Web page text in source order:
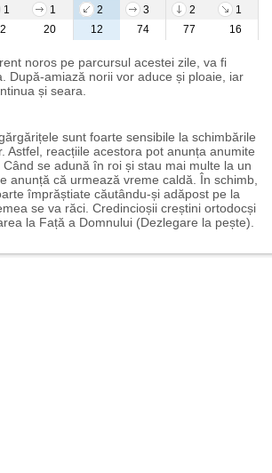
1 1 2 3 2
1
2 20 12 74 77 16
noros pe parcursul acestei zile, va fi
După-amiază norii vor aduce și ploaie, iar
și seara.
sunt foarte sensibile la schimbările
Astfel, reacțiile acestora pot anunța anumite
se adună în roi și stau mai multe la un
anunță că urmează vreme caldă. În schimb,
împrăștiate căutându-și adăpost pe la
se va răci. Credincioșii creștini ortodocși
la Față a Domnului (Dezlegare la pește).